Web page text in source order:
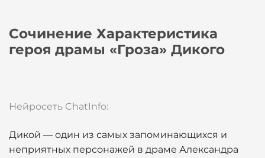
Сочинение Характеристика
героя драмы «Гроза» Дикого
Нейросеть ChatInfo:
Дикой — один из самых запоминающихся и
неприятных персонажей в драме Александра